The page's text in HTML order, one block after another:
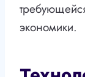
экономики.